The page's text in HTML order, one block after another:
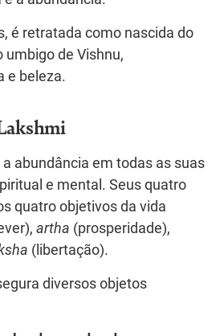
é retratada como nascida do
umbigo de Vishnu,
e beleza.
abundância em todas as suas
e mental. Seus quatro
quatro objetivos da vida
artha (prosperidade),
(libertação).
diversos objetos